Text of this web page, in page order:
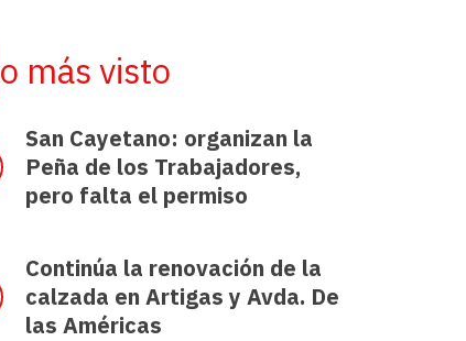
Lo más visto
San Cayetano: organizan la
Peña de los Trabajadores,
pero falta el permiso
Continúa la renovación de la
calzada en Artigas y Avda. De
las Américas